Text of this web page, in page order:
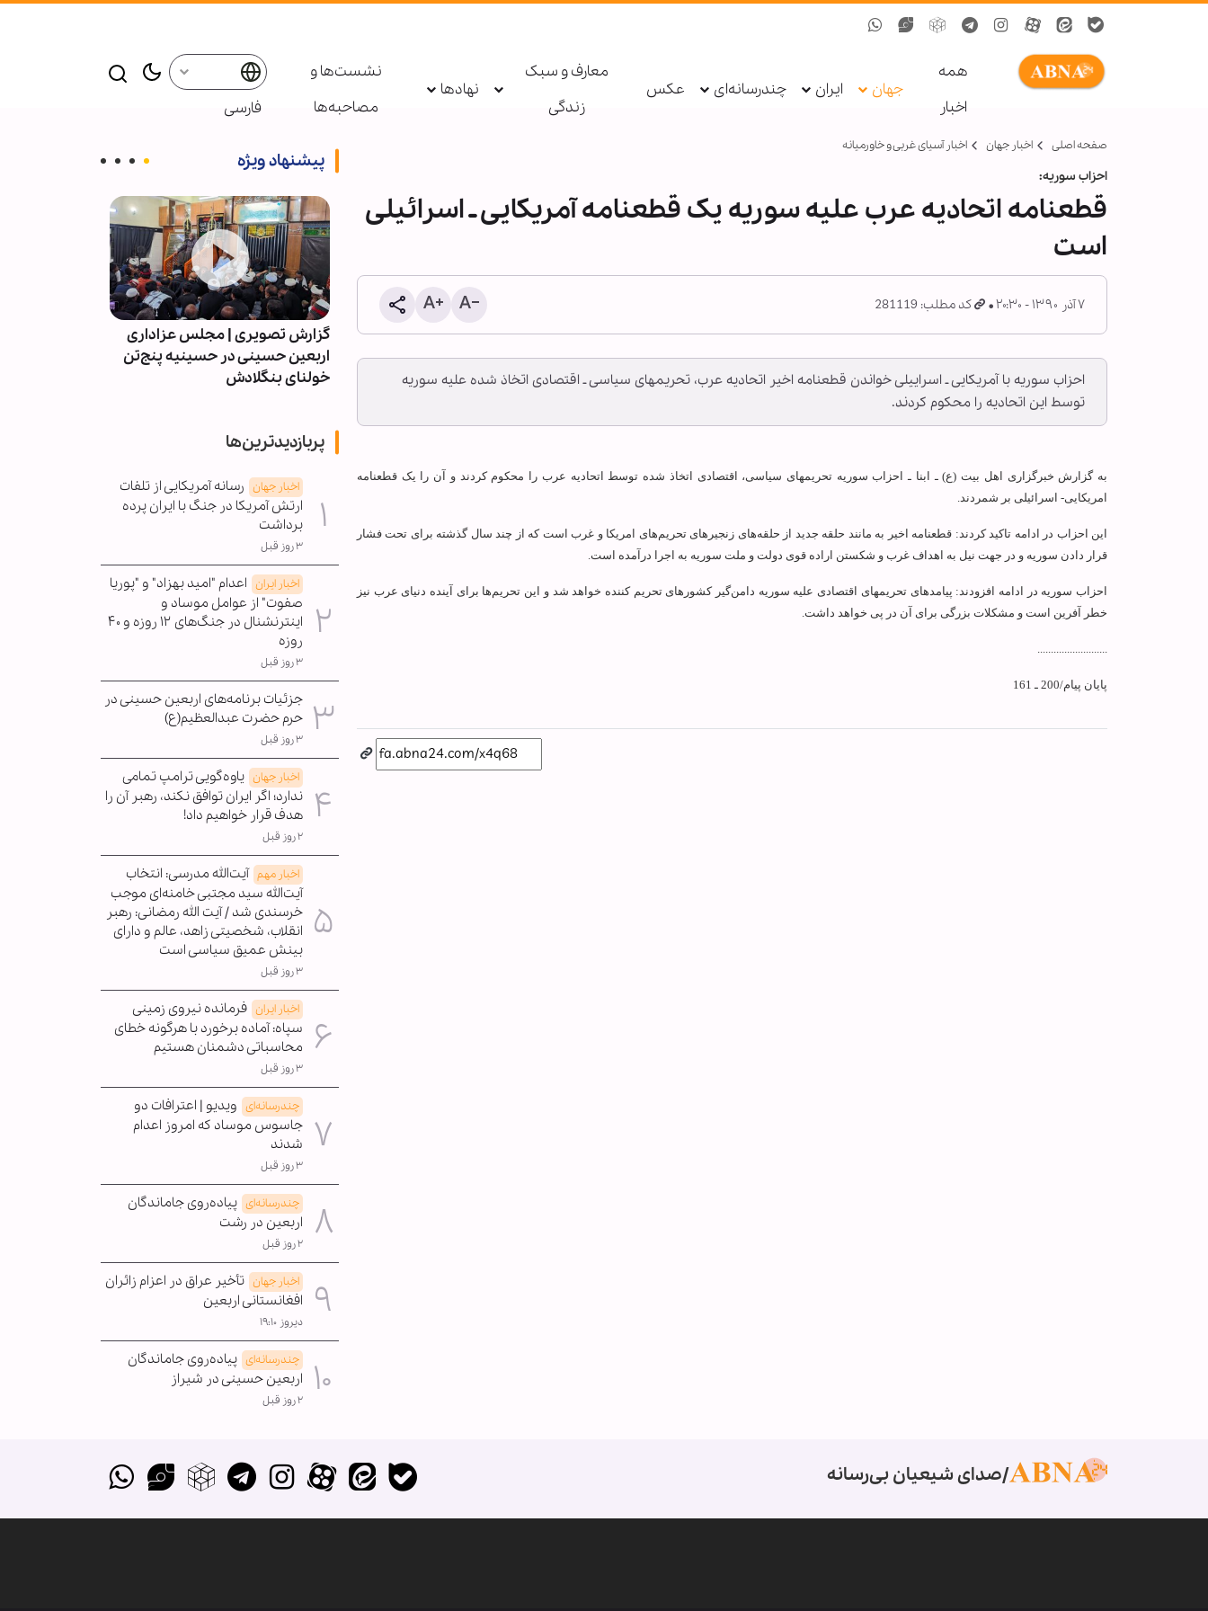
همه
اخبار
جهان ایران چندرسانه‌ای عکس
معارف و سبک
زندگی
نهادها
نشست‌ها و
مصاحبه‌ها
فارسی
صفحه اصلی اخبار جهان اخبار آسیای غربی و خاورمیانه
احزاب سوریه:
قطعنامه‏‎ اتحادیه عرب علیه سوریه یک قطعنامه‏‎ آمریکایی ـ اسرائیلی
است
۷ آذر ۱۳۹۰ - ۲۰:۳۰ کد مطلب: 281119
احزاب سوریه با آمریکایی ـ اسراییلی خواندن قطعنامه اخیر اتحادیه عرب، تحریم‏های سیاسی ـ اقتصادی اتخاذ شده علیه سوریه
توسط این اتحادیه را محکوم کردند.
به گزارش خبرگزاری اهل بیت (ع) ـ ابنا ـ احزاب سوریه تحریم‏های سیاسی، اقتصادی اتخاذ شده توسط اتحادیه عرب را محکوم کردند و آن را یک قطعنامه
امریکایی- اسرائیلی بر شمردند.
این احزاب در ادامه تاکید کردند: قطعنامه اخیر به مانند حلقه جدید از حلقه
های زنجیره‏ای تحریم‎‌های امریکا و غرب است که از چند سال گذشته برای تحت فشار
قرار دادن سوریه و در جهت نیل به اهداف غرب و شکستن اراده قوی دولت و ملت سوریه به اجرا درآمده است.
احزاب سوریه در ادامه افزودند: پیامدهای تحریم‎های اقتصادی علیه سوریه دامن‌گیر کشورهای تحریم کننده خواهد شد و این تحریم‌ها برای آینده دنیای عرب نیز
خطر آفرین است و مشکلات بزرگی برای آن در پی خواهد داشت.
..........................
پایان پیام/200 ـ 161
پیشنهاد ویژه
گزارش تصویری | راهپیمایی اربعین
حسینی در آدلاید استرالیا برگزار شد
گزارش تصویری | مجلس عزاداری
اربعین حسینی در حسینیه پنج‌تن
خولنای بنگلادش
پربازدیدترین‌ها
اخبار جهان رسانه آمریکایی از تلفات
ارتش آمریکا در جنگ با ایران پرده
برداشت
۳ روز قبل
اخبار ایران اعدام "امید بهزاد" و "پوریا
صفوت" از عوامل موساد و
اینترنشنال در جنگ‌های ۱۲ روزه و ۴۰
روزه
۳ روز قبل
جزئیات برنامه‌های اربعین حسینی در
حرم حضرت عبدالعظیم(ع)
۳ روز قبل
اخبار جهان یاوه‌گویی ترامپ تمامی
ندارد؛ اگر ایران توافق نکند، رهبر آن را
هدف قرار خواهیم داد!
۲ روز قبل
اخبار مهم آیت‌الله مدرسی: انتخاب
آیت‌الله سید مجتبی خامنه‌ای موجب
خرسندی شد / آیت الله رمضانی: رهبر
انقلاب، شخصیتی زاهد، عالم و دارای
بینش عمیق سیاسی است
۳ روز قبل
اخبار ایران فرمانده نیروی زمینی
سپاه: آماده برخورد با هرگونه خطای
محاسباتی دشمنان هستیم
۳ روز قبل
چندرسانه‌ای ویدیو | اعترافات دو
جاسوس موساد که امروز اعدام
شدند
۳ روز قبل
چندرسانه‌ای پیاده‌روی جاماندگان
اربعین در رشت
۲ روز قبل
اخبار جهان تأخیر عراق در اعزام زائران
افغانستانی اربعین
دیروز ۱۹:۱۰
چندرسانه‌ای پیاده‌روی جاماندگان
اربعین حسینی در شیراز
۲ روز قبل
صدای شیعیان بی‌رسانه